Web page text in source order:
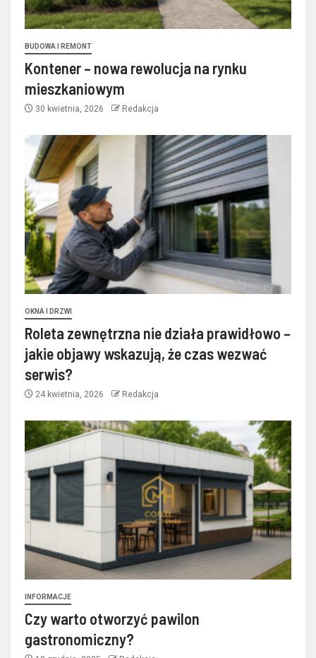
BUDOWA I REMONT
Kontener – nowa rewolucja na rynku
mieszkaniowym
30 kwietnia, 2026 Redakcja
OKNA I DRZWI
Roleta zewnętrzna nie działa prawidłowo –
jakie objawy wskazują, że czas wezwać
serwis?
24 kwietnia, 2026 Redakcja
INFORMACJE
Czy warto otworzyć pawilon
gastronomiczny?